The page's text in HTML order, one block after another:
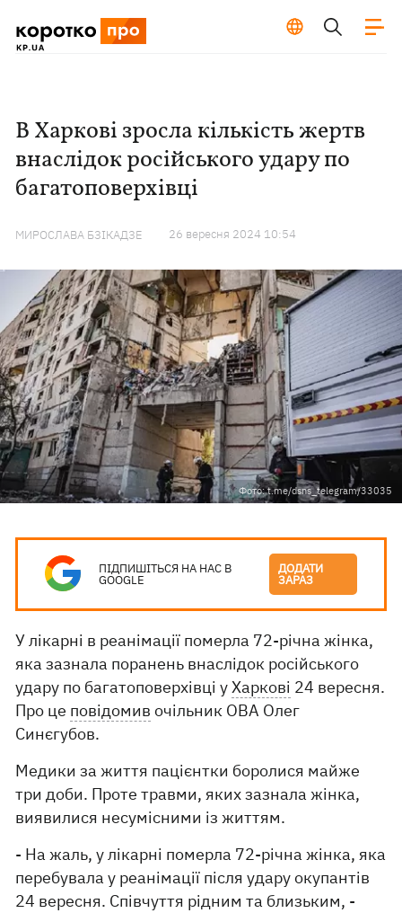
В Харкові зросла кількість жертв
внаслідок російського удару по
багатоповерхівці
МИРОСЛАВА БЗІКАДЗЕ 26 вересня 2024 10:54
Фото: t.me/dsns_telegram/33035
ПІДПИШІТЬСЯ НА НАС В
GOOGLE
ДОДАТИ
ЗАРАЗ
У лікарні в реанімації померла 72-річна жінка,
яка зазнала поранень внаслідок російського
удару по багатоповерхівці уХаркові 24 вересня.
Про це повідомив очільник ОВА Олег
Синєгубов.
Медики за життя пацієнтки боролися майже
три доби. Проте травми, яких зазнала жінка,
виявилися несумісними із життям.
- На жаль, у лікарні померла 72-річна жінка, яка
перебувала у реанімації після удару окупантів
24 вересня. Співчуття рідним та близьким, -